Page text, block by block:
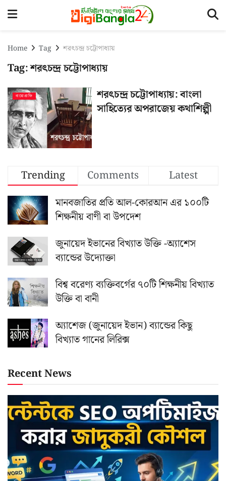
Home Tag শরৎচন্দ্র চট্টোপাধ্যায়
Tag:শরৎচন্দ্র চট্টোপাধ্যায়
বায়োগ্রাফি
শরৎচন্দ্র চট্টোপাধ্যায়: বাংলা
সাহিত্যের অপরাজেয় কথাশিল্পী
Trending Comments
Latest
মানবজাতির প্রতি আল-কোরআন এর ১০০টি
শিক্ষনীয় বাণী বা উপদেশ
জুনায়েদ ইভানের বিখ্যাত উক্তি -অ্যাশেস
ব্যান্ডের উদ্যোক্তা
বিশ্ব বরেণ্য ব্যক্তিবর্গের ৭০টি শিক্ষনীয় বিখ্যাত
উক্তি বা বানী
অ্যাশেজ (জুনায়েদ ইভান) ব্যান্ডের কিছু
বিখ্যাত গানের লিরিক্স
Recent News